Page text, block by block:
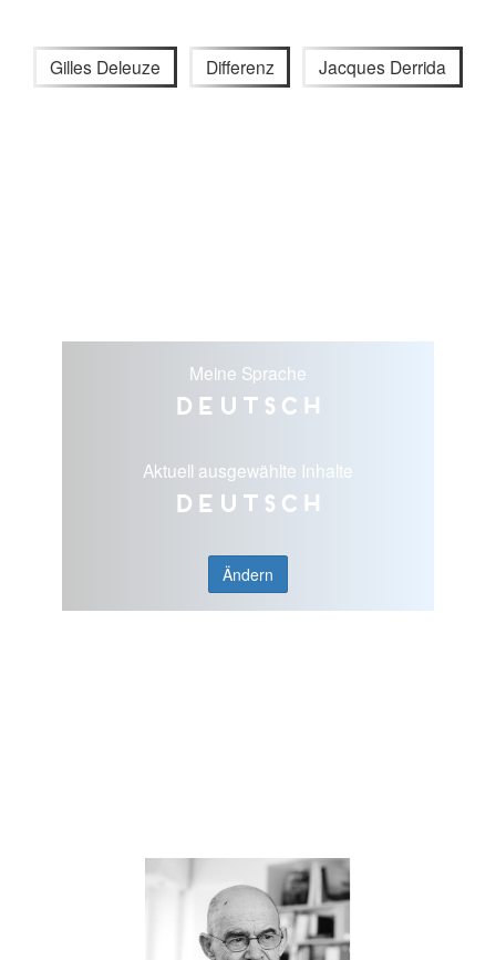
Gilles Deleuze Differenz Jacques Derrida
Meine Sprache
Deutsch
Aktuell ausgewählte Inhalte
Deutsch
Ändern